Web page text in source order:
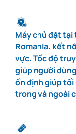
#10
#11 32 GB
#12 64 GB
Máy chủ đặt tại
Romania. kết
vực. Tốc độ
giúp người
ổn định giúp tối
trong và ngoài